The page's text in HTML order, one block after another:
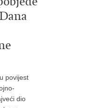
povijest
dio